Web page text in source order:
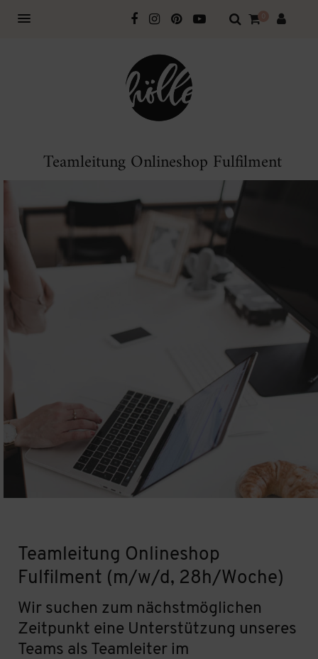
0
Teamleitung Onlineshop Fulfilment
Teamleitung Onlineshop
Fulfilment (m/w/d, 28h/Woche)
Wir suchen zum nächstmöglichen
Zeitpunkt eine Unterstützung unseres
Teams als Teamleiter im